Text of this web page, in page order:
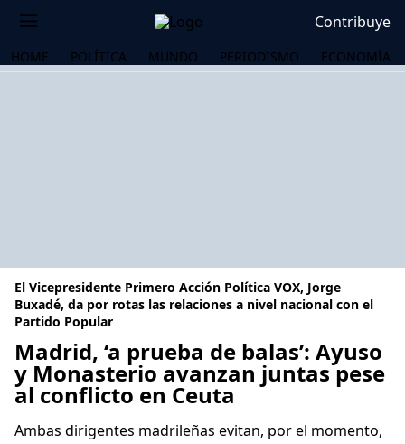
Contribuye
HOME POLÍTICA MUNDO PERIODISMO ECONOMÍA
El Vicepresidente Primero Acción Política VOX, Jorge
Buxadé, da por rotas las relaciones a nivel nacional con el
Partido Popular
Madrid, ‘a prueba de balas’: Ayuso
y Monasterio avanzan juntas pese
al conflicto en Ceuta
Ambas dirigentes madrileñas evitan, por el momento,